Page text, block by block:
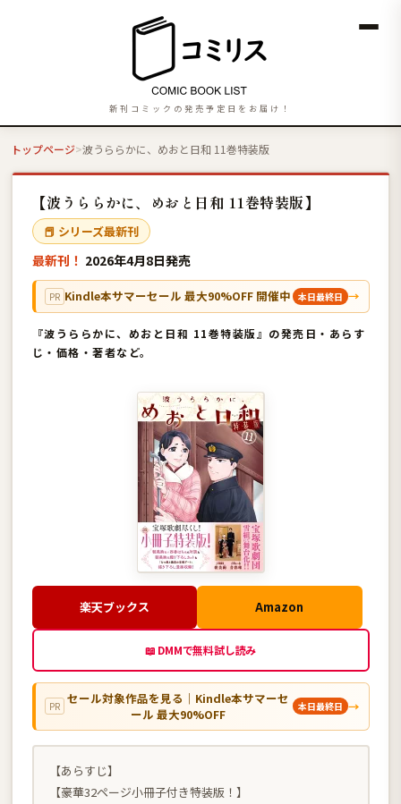
新刊コミックの発売予定日をお届け！
トップページ 波うららかに、めおと日和 11巻特装版
【波うららかに、めおと日和 11巻特装版】
📕 シリーズ最新刊
最新刊！ 2026年4月8日発売
PR Kindle本サマーセール 最大90%OFF 開催中 本日最終日 →
『波うららかに、めおと日和 11巻特装版』の発売日・あらす
じ・価格・著者など。
楽天ブックス Amazon
📖 DMMで無料試し読み
PR セール対象作品を見る｜Kindle本サマーセ
ール 最大90%OFF
本日最終日 →
【あらすじ】
【豪華32ページ小冊子付き特装版！】